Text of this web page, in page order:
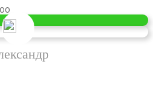
brushless drill qwldz001